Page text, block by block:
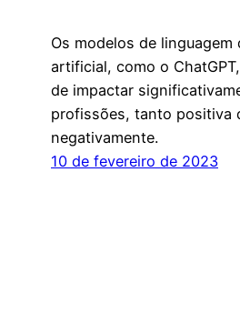
Os modelos de linguagem
artificial, como o
de impactar
profissões, tanto positiva
negativamente.
10 de fevereiro de 2023